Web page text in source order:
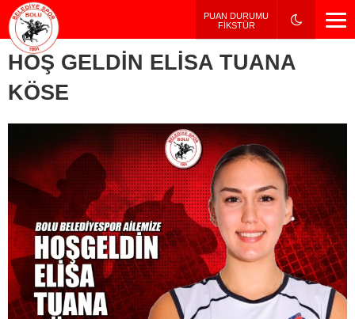
PUAN DURUMU / FİKSTÜR
PUAN DURUMU
FİKSTÜR
HOŞ GELDİN ELİSA TUANA
KÖSE